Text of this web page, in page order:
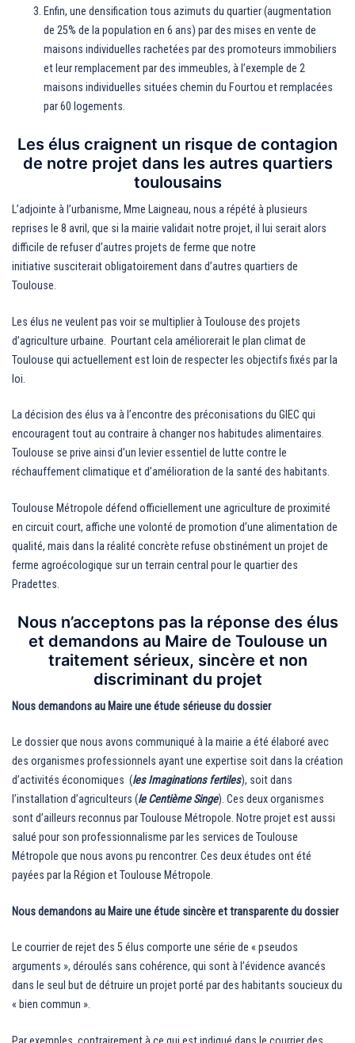
Enfin, une densification tous azimuts du quartier (augmentation
de 25% de la population en 6 ans) par des mises en vente de
maisons individuelles rachetées par des promoteurs immobiliers
et leur remplacement par des immeubles, à l’exemple de 2
maisons individuelles situées chemin du Fourtou et remplacées
par 60 logements.
Les élus craignent un risque de contagion
de notre projet dans les autres quartiers
toulousains
L’adjointe à l’urbanisme, Mme Laigneau, nous a répété à plusieurs
reprises le 8 avril, que si la mairie validait notre projet, il lui serait alors
difficile de refuser d’autres projets de ferme que notre
initiative susciterait obligatoirement dans d’autres quartiers de
Toulouse.
Les élus ne veulent pas voir se multiplier à Toulouse des projets
d’agriculture urbaine. Pourtant cela améliorerait le plan climat de
Toulouse qui actuellement est loin de respecter les objectifs fixés par la
loi.
La décision des élus va à l’encontre des préconisations du GIEC qui
encouragent tout au contraire à changer nos habitudes alimentaires.
Toulouse se prive ainsi d’un levier essentiel de lutte contre le
réchauffement climatique et d’amélioration de la santé des habitants.
Toulouse Métropole défend officiellement une agriculture de proximité
en circuit court, affiche une volonté de promotion d’une alimentation de
qualité, mais dans la réalité concrète refuse obstinément un projet de
ferme agroécologique sur un terrain central pour le quartier des
Pradettes.
Nous n’acceptons pas la réponse des élus
et demandons au Maire de Toulouse un
traitement sérieux, sincère et non
discriminant du projet
Nous demandons au Maire une étude sérieuse du dossier
Le dossier que nous avons communiqué à la mairie a été élaboré avec
des organismes professionnels ayant une expertise soit dans la création
d’activités économiques (les Imaginations fertiles), soit dans
l’installation d’agriculteurs (le Centième Singe). Ces deux organismes
sont d’ailleurs reconnus par Toulouse Métropole. Notre projet est aussi
salué pour son professionnalisme par les services de Toulouse
Métropole que nous avons pu rencontrer. Ces deux études ont été
payées par la Région et Toulouse Métropole.
Nous demandons au Maire une étude sincère et transparente du dossier
Le courrier de rejet des 5 élus comporte une série de « pseudos
arguments », déroulés sans cohérence, qui sont à l’évidence avancés
dans le seul but de détruire un projet porté par des habitants soucieux du
« bien commun ».
Par exemples, contrairement à ce qui est indiqué dans le courrier des